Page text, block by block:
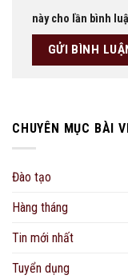
này cho lần bình
CHUYÊN MỤC BÀI
Đào tạo
Hàng tháng
Tin mới nhất
Tuyển dụng